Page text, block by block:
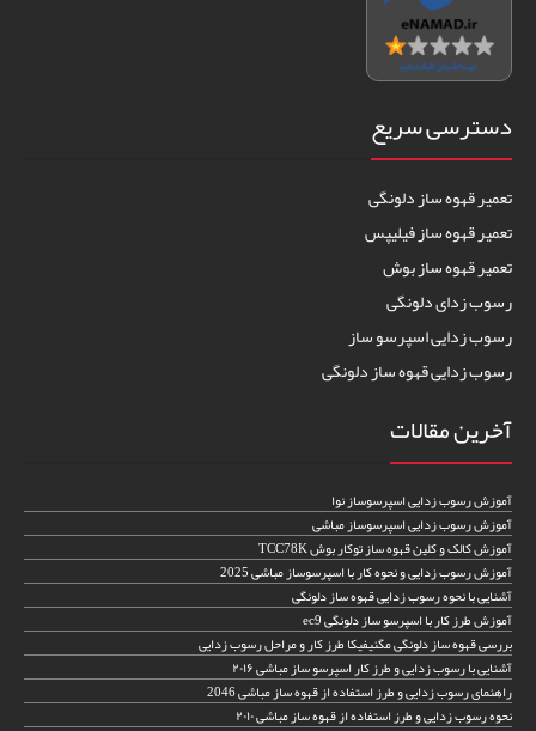
دسترسی سریع
تعمیر قهوه ساز دلونگی
تعمیر قهوه ساز فیلیپس
تعمیر قهوه ساز بوش
رسوب زدای دلونگی
رسوب زدایی اسپرسو ساز
رسوب زدایی قهوه ساز دلونگی
آخرین مقالات
آموزش رسوب زدایی اسپرسوساز نوا
آموزش رسوب زدایی اسپرسوساز مباشی
آموزش کالک و کلین قهوه ساز توکار بوش TCC78K
آموزش رسوب زدایی و نحوه کار با اسپرسوساز مباشی 2025
آشنایی با نحوه رسوب زدایی قهوه ساز دلونگی
آموزش طرز کار با اسپرسو ساز دلونگی ec9
بررسی قهوه ساز دلونگی مگنیفیکا طرز کار و مراحل رسوب زدایی
آشنایی با رسوب زدایی و طرز کار اسپرسو ساز مباشی ۲۰۱۶
راهنمای رسوب زدایی و طرز استفاده از قهوه ساز مباشی 2046
نحوه رسوب زدایی و طرز استفاده از قهوه ساز مباشی ۲۰۱۰